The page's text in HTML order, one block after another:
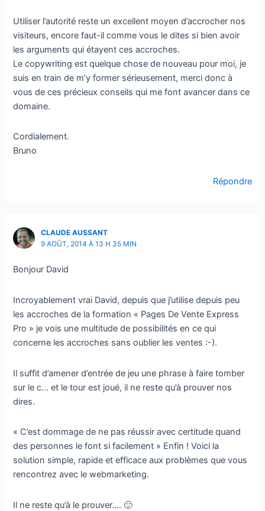
Utiliser l’autorité reste un excellent moyen d’accrocher nos
visiteurs, encore faut-il comme vous le dites si bien avoir
les arguments qui étayent ces accroches.
Le copywriting est quelque chose de nouveau pour moi, je
suis en train de m’y former sérieusement, merci donc à
vous de ces précieux conseils qui me font avancer dans ce
domaine.
Cordialement.
Bruno
Répondre
CLAUDE AUSSANT
9 AOÛT, 2014 À 13 H 35 MIN
Bonjour David
Incroyablement vrai David, depuis que j’utilise depuis peu
les accroches de la formation « Pages De Vente Express
Pro » je vois une multitude de possibilités en ce qui
concerne les accroches sans oublier les ventes :-).
Il suffit d’amener d’entrée de jeu une phrase à faire tomber
sur le c… et le tour est joué, il ne reste qu’à prouver nos
dires.
« C’est dommage de ne pas réussir avec certitude quand
des personnes le font si facilement » Enfin ! Voici la
solution simple, rapide et efficace aux problèmes que vous
rencontrez avec le webmarketing.
Il ne reste qu’à le prouver…. 🙂